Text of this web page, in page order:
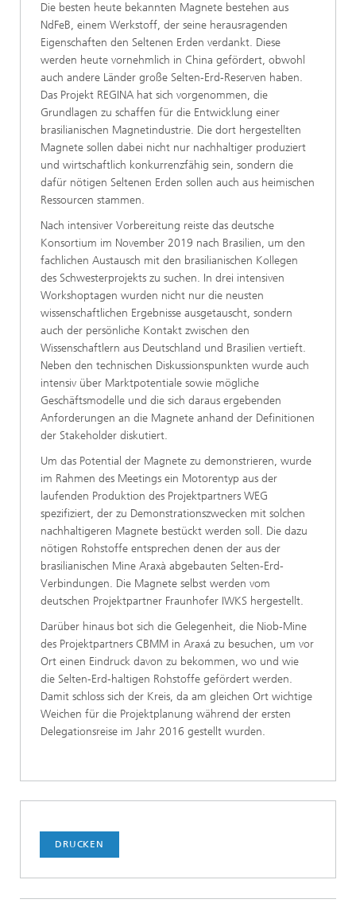
Die besten heute bekannten Magnete bestehen aus
NdFeB, einem Werkstoff, der seine herausragenden
Eigenschaften den Seltenen Erden verdankt. Diese
werden heute vornehmlich in China gefördert, obwohl
auch andere Länder große Selten-Erd-Reserven haben.
Das Projekt REGINA hat sich vorgenommen, die
Grundlagen zu schaffen für die Entwicklung einer
brasilianischen Magnetindustrie. Die dort hergestellten
Magnete sollen dabei nicht nur nachhaltiger produziert
und wirtschaftlich konkurrenzfähig sein, sondern die
dafür nötigen Seltenen Erden sollen auch aus heimischen
Ressourcen stammen.
Nach intensiver Vorbereitung reiste das deutsche
Konsortium im November 2019 nach Brasilien, um den
fachlichen Austausch mit den brasilianischen Kollegen
des Schwesterprojekts zu suchen. In drei intensiven
Workshoptagen wurden nicht nur die neusten
wissenschaftlichen Ergebnisse ausgetauscht, sondern
auch der persönliche Kontakt zwischen den
Wissenschaftlern aus Deutschland und Brasilien vertieft.
Neben den technischen Diskussionspunkten wurde auch
intensiv über Marktpotentiale sowie mögliche
Geschäftsmodelle und die sich daraus ergebenden
Anforderungen an die Magnete anhand der Definitionen
der Stakeholder diskutiert.
Um das Potential der Magnete zu demonstrieren, wurde
im Rahmen des Meetings ein Motorentyp aus der
laufenden Produktion des Projektpartners WEG
spezifiziert, der zu Demonstrationszwecken mit solchen
nachhaltigeren Magnete bestückt werden soll. Die dazu
nötigen Rohstoffe entsprechen denen der aus der
brasilianischen Mine Araxà abgebauten Selten-Erd-
Verbindungen. Die Magnete selbst werden vom
deutschen Projektpartner Fraunhofer IWKS hergestellt.
Darüber hinaus bot sich die Gelegenheit, die Niob-Mine
des Projektpartners CBMM in Araxá zu besuchen, um vor
Ort einen Eindruck davon zu bekommen, wo und wie
die Selten-Erd-haltigen Rohstoffe gefördert werden.
Damit schloss sich der Kreis, da am gleichen Ort wichtige
Weichen für die Projektplanung während der ersten
Delegationsreise im Jahr 2016 gestellt wurden.
DRUCKEN